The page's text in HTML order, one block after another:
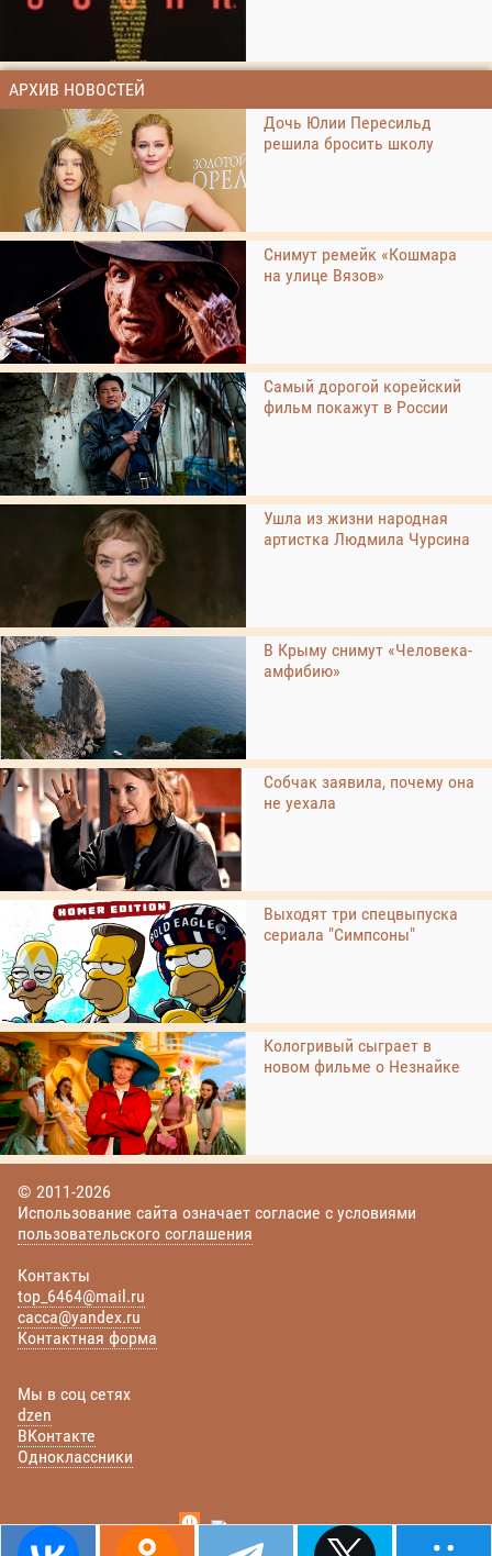
АРХИВ НОВОСТЕЙ
Дочь Юлии Пересильд
решила бросить школу
Снимут ремейк «Кошмара
на улице Вязов»
Самый дорогой корейский
фильм покажут в России
Ушла из жизни народная
артистка Людмила Чурсина
В Крыму снимут «Человека-
амфибию»
Собчак заявила, почему она
не уехала
Выходят три спецвыпуска
сериала "Симпсоны"
Кологривый сыграет в
новом фильме о Незнайке
© 2011-2026
Использование сайта означает согласие с условиями
пользовательского соглашения
Контакты
top_6464@mail.ru
cacca@yandex.ru
Контактная форма
Мы в соц сетях
dzen
ВКонтакте
Одноклассники